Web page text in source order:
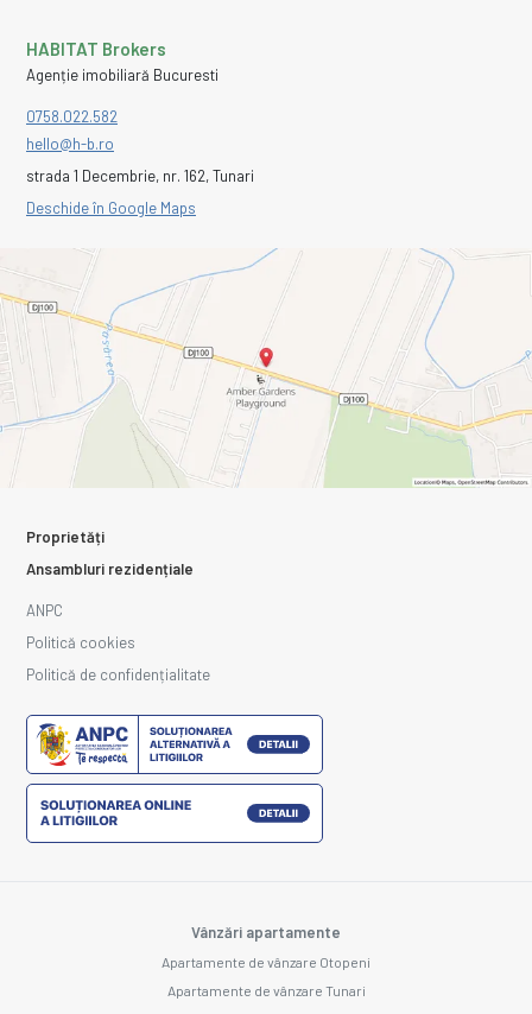
HABITAT Brokers
Agenție imobiliară Bucuresti
0758.022.582
hello@h-b.ro
strada 1 Decembrie, nr. 162, Tunari
Deschide în Google Maps
Proprietăți
Ansambluri rezidențiale
ANPC
Politică cookies
Politică de confidențialitate
Vânzări apartamente
Apartamente de vânzare Otopeni
Apartamente de vânzare Tunari